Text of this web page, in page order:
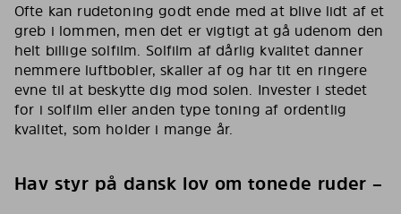
Ofte kan rudetoning godt ende med at blive lidt af et
greb i lommen, men det er vigtigt at gå udenom den
helt billige solfilm. Solfilm af dårlig kvalitet danner
nemmere luftbobler, skaller af og har tit en ringere
evne til at beskytte dig mod solen. Invester i stedet
for i solfilm eller anden type toning af ordentlig
kvalitet, som holder i mange år.
Hav styr på dansk lov om tonede ruder –